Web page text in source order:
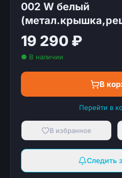
002 W белый
19 290 ₽
● В наличии
В
Перейти в
В избранное
Следить